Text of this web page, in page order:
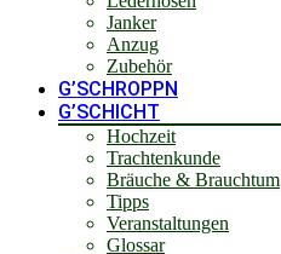
Janker
Anzug
Zubehör
G’SCHROPPN
G’SCHICHT
Hochzeit
Trachtenkunde
Bräuche & Brauchtum
Tipps
Veranstaltungen
Glossar